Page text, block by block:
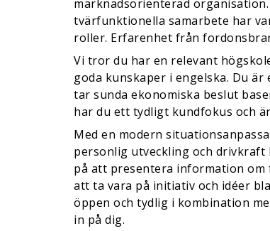
marknadsorienterad
tvärfunktionella samarbete har
roller. Erfarenhet från
Vi tror du har en relevant
goda kunskaper i engelska. Du
tar sunda ekonomiska beslut
har du ett tydligt kundfokus och
Med en modern
personlig utveckling och drivkraft
på att presentera information
att ta vara på initiativ och idéer
öppen och tydlig i kombination
in på dig.